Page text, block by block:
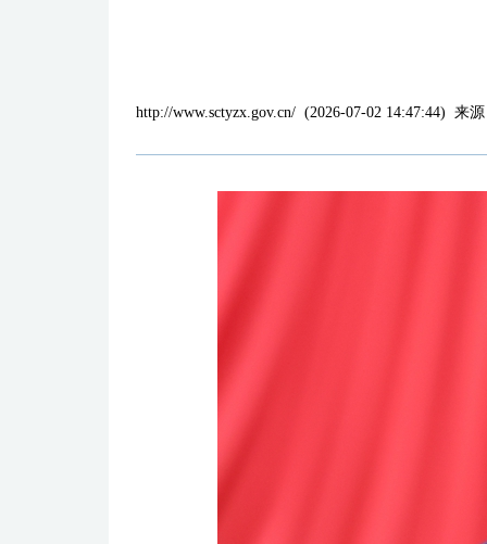
http://www.sctyzx.gov.cn/ (2026-07-02 14:47:44) 来